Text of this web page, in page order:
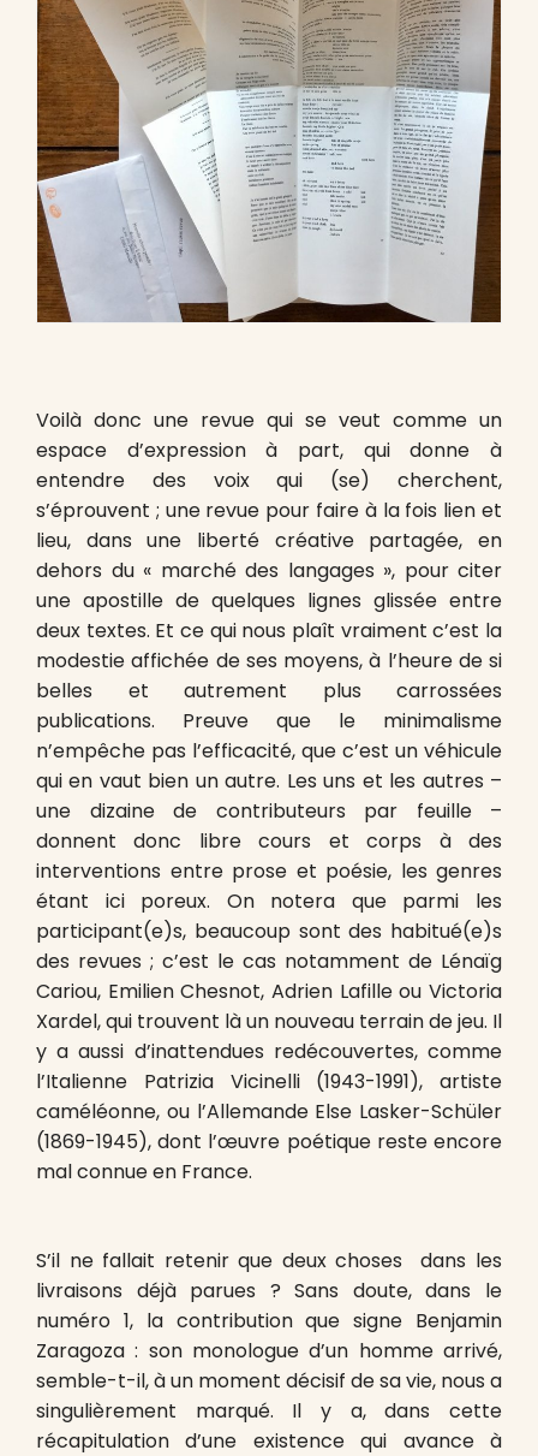
Voilà donc une revue qui se veut comme un
espace d’expression à part, qui donne à
entendre des voix qui (se) cherchent,
s’éprouvent ; une revue pour faire à la fois lien et
lieu, dans une liberté créative partagée, en
dehors du « marché des langages », pour citer
une apostille de quelques lignes glissée entre
deux textes. Et ce qui nous plaît vraiment c’est la
modestie affichée de ses moyens, à l’heure de si
belles et autrement plus carrossées
publications. Preuve que le minimalisme
n’empêche pas l’efficacité, que c’est un véhicule
qui en vaut bien un autre. Les uns et les autres –
une dizaine de contributeurs par feuille –
donnent donc libre cours et corps à des
interventions entre prose et poésie, les genres
étant ici poreux. On notera que parmi les
participant(e)s, beaucoup sont des habitué(e)s
des revues ; c’est le cas notamment de Lénaïg
Cariou, Emilien Chesnot, Adrien Lafille ou Victoria
Xardel, qui trouvent là un nouveau terrain de jeu. Il
y a aussi d’inattendues redécouvertes, comme
l’Italienne Patrizia Vicinelli (1943-1991), artiste
caméléonne, ou l’Allemande Else Lasker-Schüler
(1869-1945), dont l’œuvre poétique reste encore
mal connue en France.
S’il ne fallait retenir que deux choses dans les
livraisons déjà parues ? Sans doute, dans le
numéro 1, la contribution que signe Benjamin
Zaragoza : son monologue d’un homme arrivé,
semble-t-il, à un moment décisif de sa vie, nous a
singulièrement marqué. Il y a, dans cette
récapitulation d’une existence qui avance à